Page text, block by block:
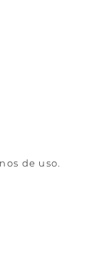
de uso.